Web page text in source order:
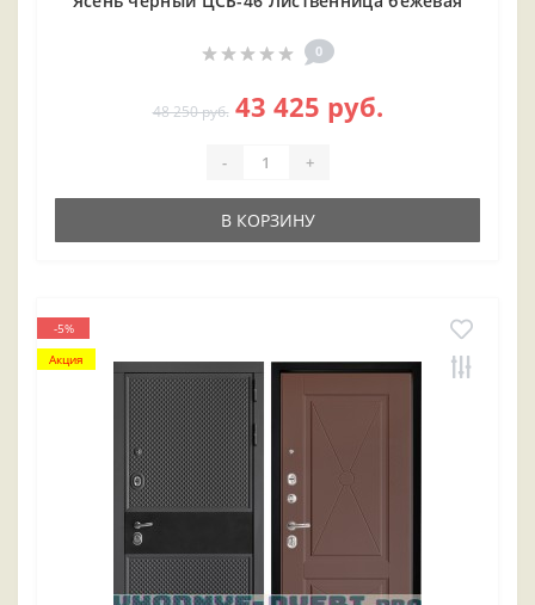
0
48 250 руб. 43 425 руб.
- +
В КОРЗИНУ
-5%
Акция